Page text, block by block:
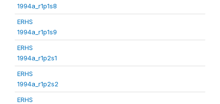
1994a_r1p1s8
ERHS
1994a_r1p1s9
ERHS
1994a_r1p2s1
ERHS
1994a_r1p2s2
ERHS